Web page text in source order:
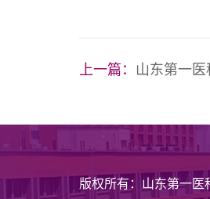
上一篇： 山东第一医科大
版权所有：山东第一